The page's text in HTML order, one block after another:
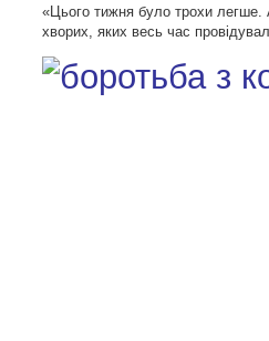
«Цього тижня було трохи
хворих, яких весь час